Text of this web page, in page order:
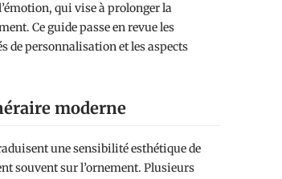
qui vise à prolonger la
Ce guide passe en revue les
de personnalisation et les aspects
moderne
une sensibilité esthétique de
souvent sur l’ornement. Plusieurs